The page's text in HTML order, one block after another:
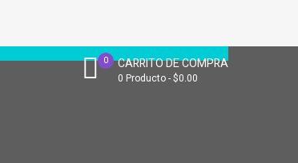
CARRITO DE COMPRA
0
0 Producto $0.00